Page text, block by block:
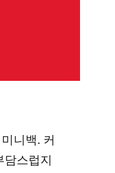
니백. 커
스럽지